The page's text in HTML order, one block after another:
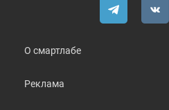
О смартлабе
Реклама